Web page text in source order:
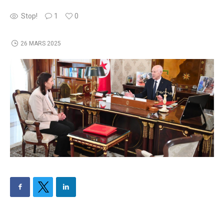
Stop! 1 0
26 MARS 2025